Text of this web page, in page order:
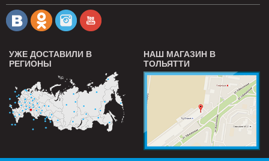
УЖЕ ДОСТАВИЛИ В
РЕГИОНЫ
НАШ МАГАЗИН В
ТОЛЬЯТТИ